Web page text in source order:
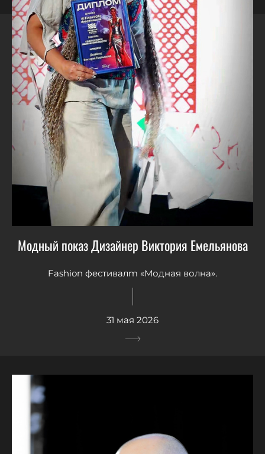
Модный показ Дизайнер Виктория Емельянова
Fashion фестивалm «Модная волна».
31 мая 2026